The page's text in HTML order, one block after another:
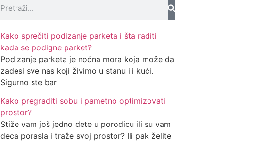
Kako sprečiti podizanje parketa i šta raditi
kada se podigne parket?
Podizanje parketa je noćna mora koja može da
zadesi sve nas koji živimo u stanu ili kući.
Sigurno ste bar
Kako pregraditi sobu i pametno optimizovati
prostor?
Stiže vam još jedno dete u porodicu ili su vam
deca porasla i traže svoj prostor? Ili pak želite